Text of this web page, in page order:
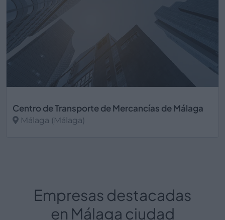
Centro de Transporte de Mercancías de Málaga
Málaga (Málaga)
Empresas destacadas
en Málaga ciudad